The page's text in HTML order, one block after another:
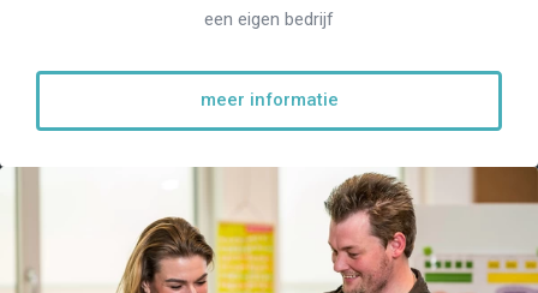
een eigen bedrijf
meer informatie